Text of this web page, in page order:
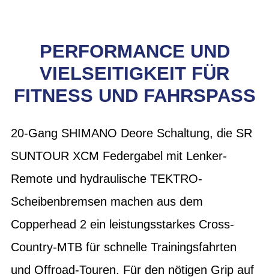
PERFORMANCE UND
VIELSEITIGKEIT FÜR
FITNESS UND FAHRSPASS
20-Gang SHIMANO Deore Schaltung, die SR
SUNTOUR XCM Federgabel mit Lenker-
Remote und hydraulische TEKTRO-
Scheibenbremsen machen aus dem
Copperhead 2 ein leistungsstarkes Cross-
Country-MTB für schnelle Trainingsfahrten
und Offroad-Touren. Für den nötigen Grip auf